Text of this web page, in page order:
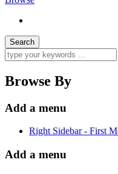
Browse By
Add a menu
Right Sidebar - First
Add a menu